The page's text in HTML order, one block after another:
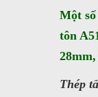
Một
tôn
Thép